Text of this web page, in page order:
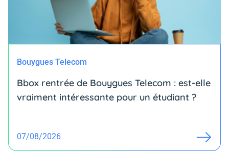
Bouygues Telecom
Bbox rentrée de Bouygues Telecom : est-elle
vraiment intéressante pour un étudiant ?
07/08/2026